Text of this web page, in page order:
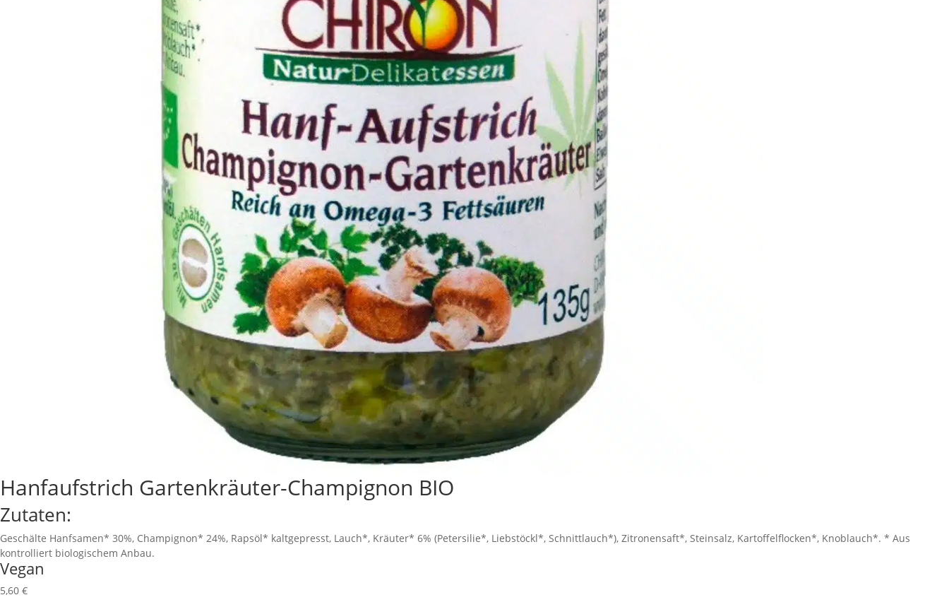
Hanfaufstrich Gartenkräuter-Champignon BIO
Zutaten:
Geschälte Hanfsamen* 30%, Champignon* 24%, Rapsöl* kaltgepresst, Lauch*, Kräuter* 6% (Petersilie*, Liebstöckl*, Schnittlauch*), Zitronensaft*, Steinsalz, Kartoffelflocken*, Knoblauch*. * Aus
kontrolliert biologischem Anbau.
Vegan
5,60 €